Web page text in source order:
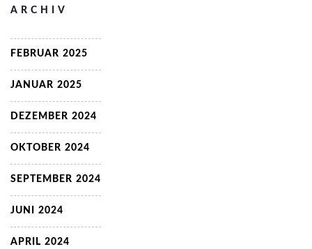
ARCHIV
FEBRUAR 2025
JANUAR 2025
DEZEMBER 2024
OKTOBER 2024
SEPTEMBER 2024
JUNI 2024
APRIL 2024